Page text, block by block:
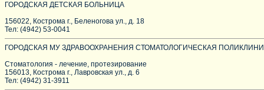
ГОРОДСКАЯ ДЕТСКАЯ БОЛЬНИЦА
156022, Кострома г., Беленогова ул., д. 18
Тел: (4942) 53-0041
ГОРОДСКАЯ МУ ЗДРАВООХРАНЕНИЯ СТОМАТОЛОГИЧЕСКАЯ
Стоматология - лечение, протезирование
156013, Кострома г., Лавровская ул., д. 6
Тел: (4942) 31-3911